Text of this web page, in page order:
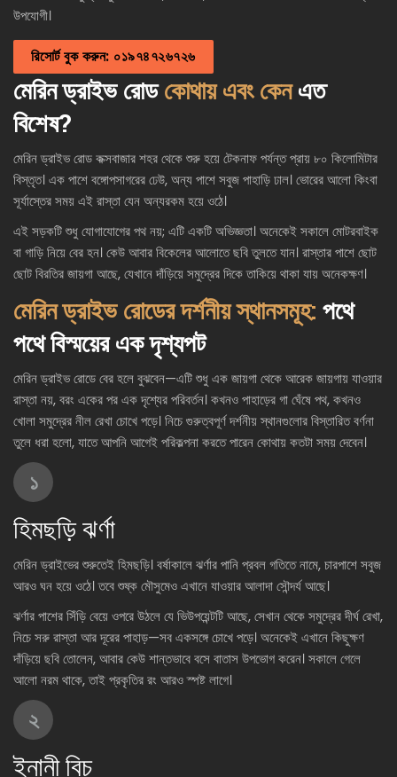
উপযোগী।
রিসোর্ট বুক করুন: ০১৯৭৪৭২৬৭২৬
মেরিন ড্রাইভ রোডকোথায় এবং কেনএত
বিশেষ?
মেরিন ড্রাইভ রোড কক্সবাজার শহর থেকে শুরু হয়ে টেকনাফ পর্যন্ত প্রায় ৮০ কিলোমিটার
বিস্তৃত। এক পাশে বঙ্গোপসাগরের ঢেউ, অন্য পাশে সবুজ পাহাড়ি ঢাল। ভোরের আলো কিংবা
সূর্যাস্তের সময় এই রাস্তা যেন অন্যরকম হয়ে ওঠে।
এই সড়কটি শুধু যোগাযোগের পথ নয়; এটি একটি অভিজ্ঞতা। অনেকেই সকালে মোটরবাইক
বা গাড়ি নিয়ে বের হন। কেউ আবার বিকেলের আলোতে ছবি তুলতে যান। রাস্তার পাশে ছোট
ছোট বিরতির জায়গা আছে, যেখানে দাঁড়িয়ে সমুদ্রের দিকে তাকিয়ে থাকা যায় অনেকক্ষণ।
মেরিন ড্রাইভ রোডের দর্শনীয় স্থানসমূহ: পথে
পথে বিস্ময়ের এক দৃশ্যপট
মেরিন ড্রাইভ রোডে বের হলে বুঝবেন—এটি শুধু এক জায়গা থেকে আরেক জায়গায় যাওয়ার
রাস্তা নয়, বরং একের পর এক দৃশ্যের পরিবর্তন। কখনও পাহাড়ের গা ঘেঁষে পথ, কখনও
খোলা সমুদ্রের নীল রেখা চোখে পড়ে। নিচে গুরুত্বপূর্ণ দর্শনীয় স্থানগুলোর বিস্তারিত বর্ণনা
তুলে ধরা হলো, যাতে আপনি আগেই পরিকল্পনা করতে পারেন কোথায় কতটা সময় দেবেন।
১
হিমছড়ি ঝর্ণা
মেরিন ড্রাইভের শুরুতেই হিমছড়ি। বর্ষাকালে ঝর্ণার পানি প্রবল গতিতে নামে, চারপাশে সবুজ
আরও ঘন হয়ে ওঠে। তবে শুষ্ক মৌসুমেও এখানে যাওয়ার আলাদা সৌন্দর্য আছে।
ঝর্ণার পাশের সিঁড়ি বেয়ে ওপরে উঠলে যে ভিউপয়েন্টটি আছে, সেখান থেকে সমুদ্রের দীর্ঘ রেখা,
নিচে সরু রাস্তা আর দূরের পাহাড়—সব একসঙ্গে চোখে পড়ে। অনেকেই এখানে কিছুক্ষণ
দাঁড়িয়ে ছবি তোলেন, আবার কেউ শান্তভাবে বসে বাতাস উপভোগ করেন। সকালে গেলে
আলো নরম থাকে, তাই প্রকৃতির রং আরও স্পষ্ট লাগে।
২
ইনানী বিচ